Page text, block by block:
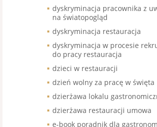
dyskryminacja pracownika z
na światopogląd
dyskryminacja restauracja
dyskryminacja w procesie
do pracy restauracja
dzieci w restauracji
dzień wolny za pracę w święta
dzierżawa lokalu
dzierżawa restauracji umowa
e-book poradnik dla